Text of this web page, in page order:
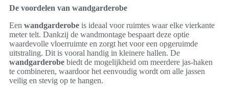
De voordelen van wandgarderobe
Een wandgarderobe is ideaal voor ruimtes waar elke vierkante
meter telt. Dankzij de wandmontage bespaart deze optie
waardevolle vloerruimte en zorgt het voor een opgeruimde
uitstraling. Dit is vooral handig in kleinere hallen. De
wandgarderobe biedt de mogelijkheid om meerdere jas-haken
te combineren, waardoor het eenvoudig wordt om alle jassen
veilig en stevig op te hangen.